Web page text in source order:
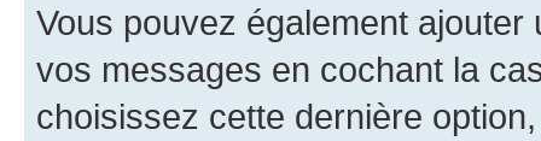
Vous pouvez également
vos messages en cochant la
choisissez cette dernière